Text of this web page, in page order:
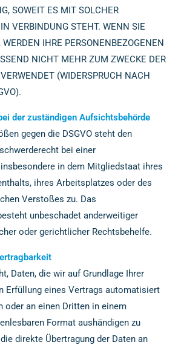
SOWEIT ES MIT SOLCHER
VERBINDUNG STEHT. WENN SIE
IHRE PERSONENBEZOGENEN
NICHT MEHR ZUM ZWECKE DER
(WIDERSPRUCH NACH
der zuständigen Aufsichtsbehörde
gegen die DSGVO steht den
bei einer
in dem Mitgliedstaat ihres
ihres Arbeitsplatzes oder des
Verstoßes zu. Das
unbeschadet anderweitiger
oder gerichtlicher Rechtsbehelfe.
Daten, die wir auf Grundlage Ihrer
Erfüllung eines Vertrags automatisiert
oder an einen Dritten in einem
Format aushändigen zu
direkte Übertragung der Daten an